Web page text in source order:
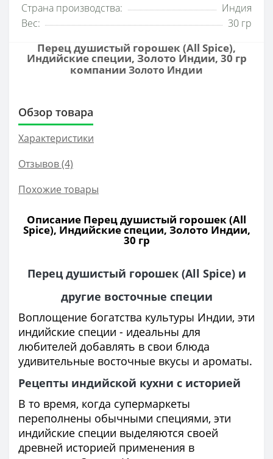
Страна производства:
Индия
Вес:
30 гр
Перец душистый горошек (All Spice),
Индийские специи, Золото Индии, 30 гр
компании Золото Индии
Обзор товара
Характеристики
Отзывов (4)
Похожие товары
Описание Перец душистый горошек (All
Spice), Индийские специи, Золото Индии,
30 гр
Перец душистый горошек (All Spice) и
другие восточные специи
Воплощение богатства культуры Индии, эти
индийские специи - идеальны для
любителей добавлять в свои блюда
удивительные восточные вкусы и ароматы.
Рецепты индийской кухни с историей
В то время, когда супермаркеты
переполнены обычными специями, эти
индийские специи выделяются своей
древней историей применения в